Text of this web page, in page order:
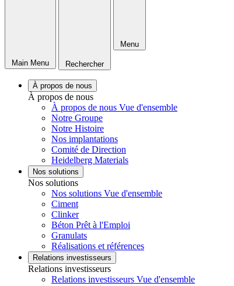
Main Menu Rechercher
Menu
À propos de nous
À propos de nous
À propos de nous Vue d'ensemble
Notre Groupe
Notre Histoire
Nos implantations
Comité de Direction
Heidelberg Materials
Nos solutions
Nos solutions
Nos solutions Vue d'ensemble
Ciment
Clinker
Béton Prêt à l'Emploi
Granulats
Réalisations et références
Relations investisseurs
Relations investisseurs
Relations investisseurs Vue d'ensemble